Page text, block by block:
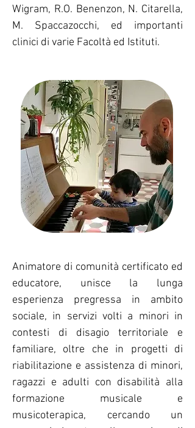
Wigram, R.O. Benenzon, N. Citarella,
M. Spaccazocchi, ed importanti
clinici di varie Facoltà ed Istituti.
Animatore di comunità certificato ed
educatore, unisce la lunga
esperienza pregressa in ambito
sociale, in servizi volti a minori in
contesti di disagio territoriale e
familiare, oltre che in progetti di
riabilitazione e assistenza di minori,
ragazzi e adulti con disabilità alla
formazione musicale e
musicoterapica, cercando un